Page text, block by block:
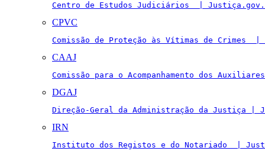
Centro de Estudos Judiciários  |
CPVC
Comissão de Proteção às Vítimas de Crimes
CAAJ
Comissão para o Acompanhamento dos
DGAJ
Direção-Geral da Administração da Justiça |
IRN
Instituto dos Registos e do Notariado  |